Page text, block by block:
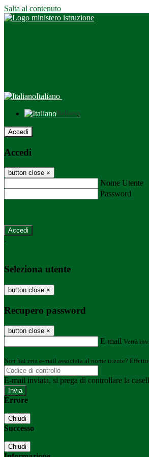
Salta al contenuto
Italiano
Italiano
Accedi
Accedi
button close ×
Nome Utente
Password
-
Seleziona utente
button close ×
Recupero password
button close ×
E-mail Verrà
Non hai una e-mail associata al nome utente?
E-mail inviata, si prega di controllare la
Errore
Chiudi
Successo
Chiudi